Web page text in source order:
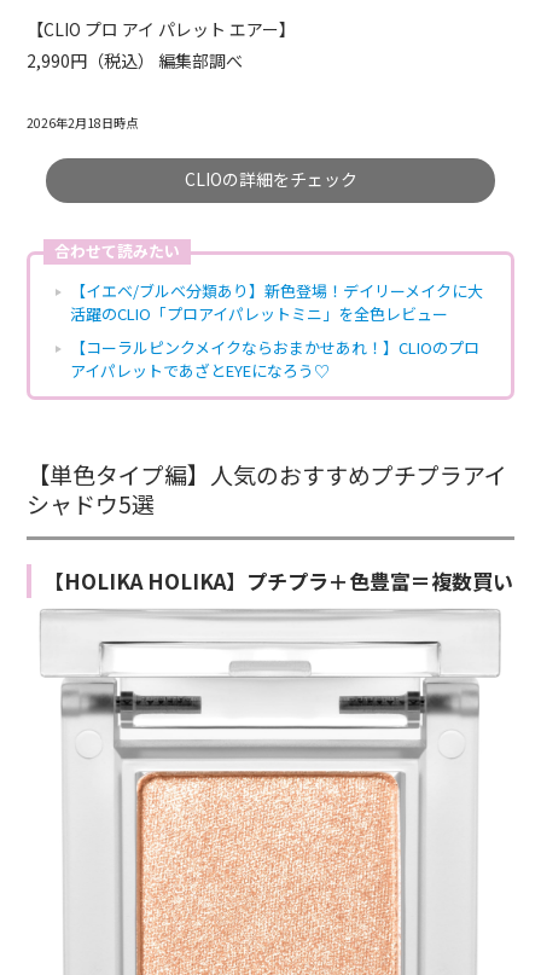
【CLIO プロ アイ パレット エアー】
2,990円（税込） 編集部調べ
2026年2月18日時点
CLIOの詳細をチェック
合わせて読みたい
【イエベ/ブルベ分類あり】新色登場！デイリーメイクに大
活躍のCLIO「プロアイパレットミニ」を全色レビュー
【コーラルピンクメイクならおまかせあれ！】CLIOのプロ
アイパレットであざとEYEになろう♡
【単色タイプ編】人気のおすすめプチプラアイ
シャドウ5選
【HOLIKA HOLIKA】プチプラ＋色豊富＝複数買い